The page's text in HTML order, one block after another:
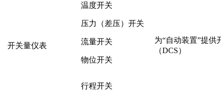
开关量仪表
温度开关
压力（差压）开关
流量开关
物位开关
为“自动装置”提供
（DCS）
行程开关